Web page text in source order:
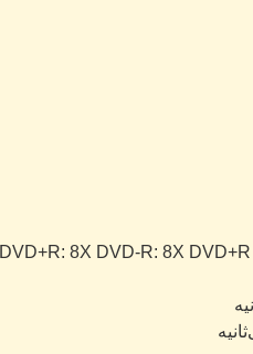
DVD+R: 8X DVD-R: 8X